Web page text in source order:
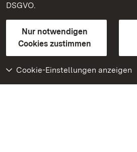
DSGVO.
Nur notwendigen
Cookies zustimmen
Cookie-Einstellungen anzeigen
Kontakt
GebärdenspracheLeichte Sprache
Erklärung zur Barrierefreiheit
BITV-konform (geprüfte Seiten)
Weiteres